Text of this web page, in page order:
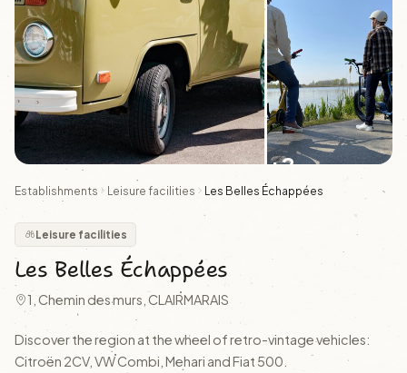
+2
Establishments Leisure facilities Les Belles Échappées
Leisure facilities
Les Belles Échappées
1, Chemin des murs, CLAIRMARAIS
Discover the region at the wheel of retro-vintage vehicles:
Citroën 2CV, VW Combi, Mehari and Fiat 500.